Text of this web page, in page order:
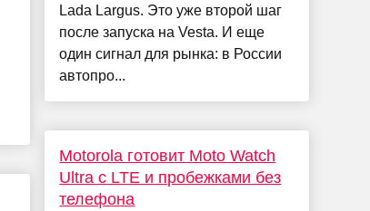
Lada Largus. Это уже второй шаг
после запуска на Vesta. И еще
один сигнал для рынка: в России
автопро...
Motorola готовит Moto Watch
Ultra с LTE и пробежками без
телефона